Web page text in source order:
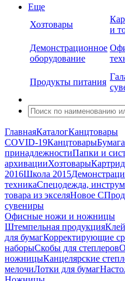
Еще
Хозтовары
и
Демонстрационное
оборудование
Продукты питания
ГлавнаяКаталогКанцтовары
COVID-19КанцтоварыБумага
принадлежностиПапки и
архивацииХозтовары
2016Школа 2015
техникаСпецодежда,
товара из экселяНовое С
сувениры
Офисные ножи и ножницы
Штемпельная продукция
для бумагКорректирующие
наборыСкобы для степлеров
ножницыКанцелярские
мелочиЛотки для бумаг